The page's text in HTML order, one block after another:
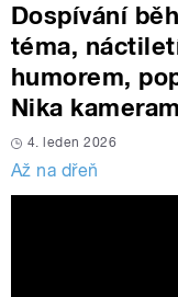
Dospívání
téma,
humorem,
Nika
4. leden 2026
Až na dřeň